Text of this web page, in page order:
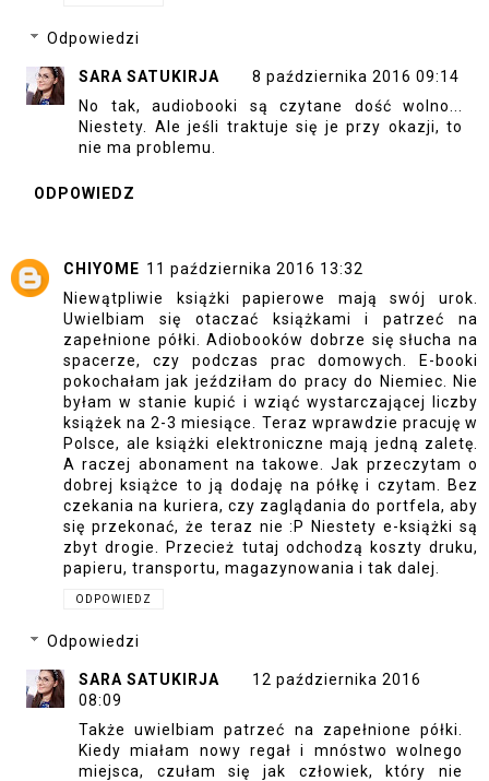
Odpowiedzi
SARA SATUKIRJA
8 października 2016 09:14
No tak, audiobooki są czytane dość wolno...
Niestety. Ale jeśli traktuje się je przy okazji, to
nie ma problemu.
ODPOWIEDZ
CHIYOME 11 października 2016 13:32
Niewątpliwie książki papierowe mają swój urok.
Uwielbiam się otaczać książkami i patrzeć na
zapełnione półki. Adiobooków dobrze się słucha na
spacerze, czy podczas prac domowych. E-booki
pokochałam jak jeździłam do pracy do Niemiec. Nie
byłam w stanie kupić i wziąć wystarczającej liczby
książek na 2-3 miesiące. Teraz wprawdzie pracuję w
Polsce, ale książki elektroniczne mają jedną zaletę.
A raczej abonament na takowe. Jak przeczytam o
dobrej książce to ją dodaję na półkę i czytam. Bez
czekania na kuriera, czy zaglądania do portfela, aby
się przekonać, że teraz nie :P Niestety e-książki są
zbyt drogie. Przecież tutaj odchodzą koszty druku,
papieru, transportu, magazynowania i tak dalej.
ODPOWIEDZ
Odpowiedzi
SARA SATUKIRJA
12 października 2016
08:09
Także uwielbiam patrzeć na zapełnione półki.
Kiedy miałam nowy regał i mnóstwo wolnego
miejsca, czułam się jak człowiek, który nie